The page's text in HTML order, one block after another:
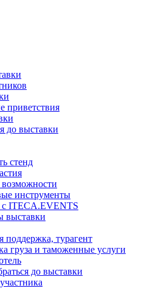
приветствия
до выставки
стенд
инструменты
с ITECA.EVENTS
выставки
поддержка, турагент
груза и таможенные услуги
до выставки